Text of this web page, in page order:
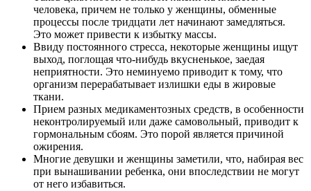
человека, причем не только у женщины, обменные
процессы после тридцати лет начинают замедляться.
Это может привести к избытку массы.
Ввиду постоянного стресса, некоторые женщины ищут
выход, поглощая что-нибудь вкусненькое, заедая
неприятности. Это неминуемо приводит к тому, что
организм перерабатывает излишки еды в жировые
ткани.
Прием разных медикаментозных средств, в особенности
неконтролируемый или даже самовольный, приводит к
гормональным сбоям. Это порой является причиной
ожирения.
Многие девушки и женщины заметили, что, набирая вес
при вынашивании ребенка, они впоследствии не могут
от него избавиться.